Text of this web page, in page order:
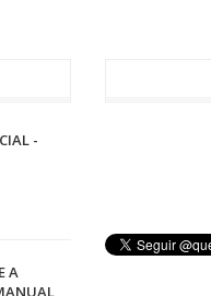
-
A